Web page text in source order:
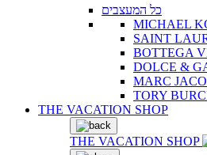
כל המעצבים
MICHAEL
SAINT
BOTTEGA
DOLCE &
MARC
TORY
THE VACATION SHOP
THE VACATION SHOP